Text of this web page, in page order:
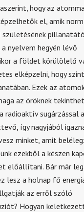
hogy az
el, amik
nyelvem hegyén lévő
a földet körülölelő
elképzelni, hogy
Ezek az
az öröknek
radioaktív sugárzással
így nagyjából
minket, amit
ezekből a készen
előállítani. Bár már
lesz a holnap fő
az erről szóló
Hogyan